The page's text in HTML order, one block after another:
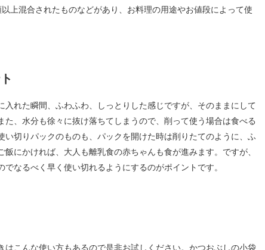
上混合されたものなどがあり、お料理の用途やお値段によって使
れた瞬間、ふわふわ、しっとりした感じですが、そのままにして
、水分も徐々に抜け落ちてしまうので、削って使う場合は食べる
切りパックのものも、パックを開けた時は削りたてのように、ふ
にかければ、大人も離乳食の赤ちゃんも食が進みます。ですが、
なるべく早く使い切れるようにするのがポイントです。
こんな使い方もあるので是非お試しください。かつおぶしの小袋